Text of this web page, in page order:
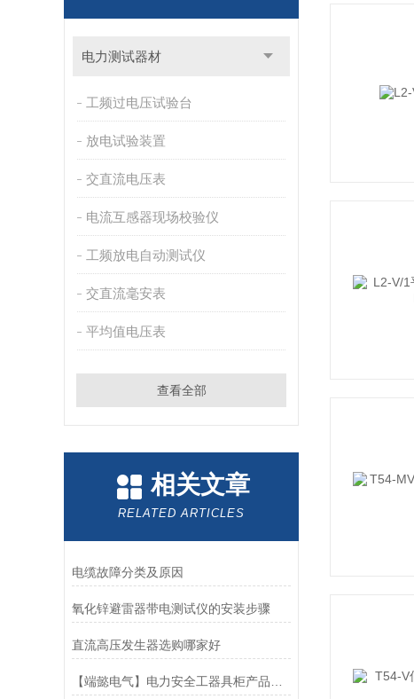
电力测试器材
工频过电压试验台
放电试验装置
交直流电压表
电流互感器现场校验仪
工频放电自动测试仪
交直流毫安表
平均值电压表
查看全部
相关文章
RELATED ARTICLES
电缆故障分类及原因
氧化锌避雷器带电测试仪的安装步骤
直流高压发生器选购哪家好